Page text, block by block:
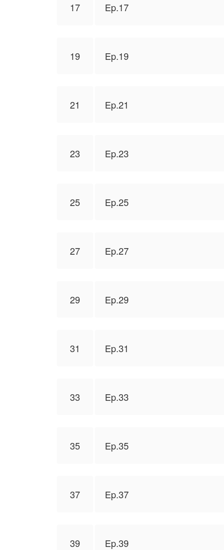
17 Ep.17
19 Ep.19
21 Ep.21
23 Ep.23
25 Ep.25
27 Ep.27
29 Ep.29
31 Ep.31
33 Ep.33
35 Ep.35
37 Ep.37
39 Ep.39